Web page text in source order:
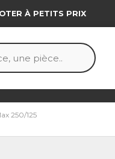
À PETITS PRIX
250/125